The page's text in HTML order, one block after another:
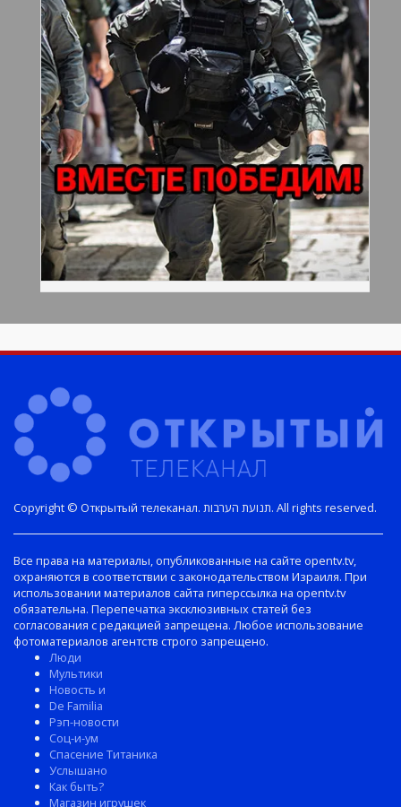
Copyright © Открытый телеканал. תנועת הערבות. All rights reserved.
Все права на материалы, опубликованные на сайте opentv.tv,
охраняются в соответствии с законодательством Израиля. При
использовании материалов сайта гиперссылка на opentv.tv
обязательна. Перепечатка эксклюзивных статей без
согласования с редакцией запрещена. Любое использование
фотоматериалов агентств строго запрещено.
Люди
Мультики
Новость и
De Familia
Рэп-новости
Соц-и-ум
Спасение Титаника
Услышано
Как быть?
Магазин игрушек